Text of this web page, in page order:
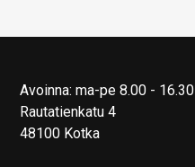
Avoinna: ma-pe 8.00 - 16.30
Rautatienkatu 4
48100 Kotka